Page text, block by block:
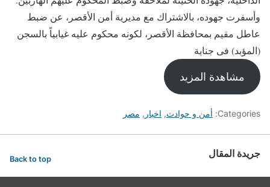
وأسفرت جهوده، بالاشتراك مع مديرية أمن الأقصر، عن ضبط
عاطل مقيم بمحافظة الأقصر، لكونه محكوم عليه غيابياً بالسجن
(المؤبد) فى جناية
مشاهدة المزيد
Categories: أمن و حوادث, اخبار , مصر
جريدة المقال Back to top